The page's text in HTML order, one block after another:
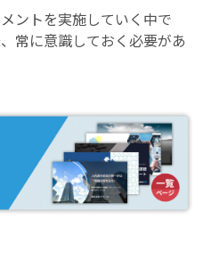
ントを実施していく中で
常に意識しておく必要があ